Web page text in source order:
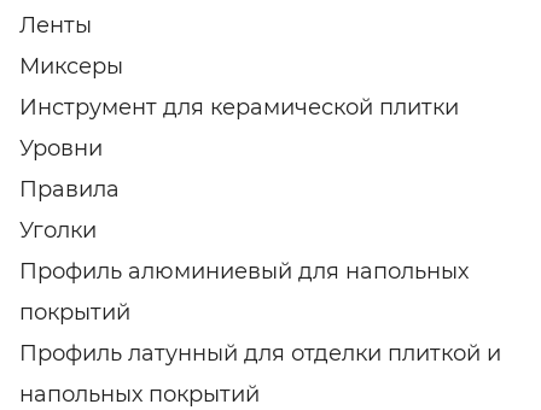
Ленты
Миксеры
Инструмент для керамической плитки
Уровни
Правила
Уголки
Профиль алюминиевый для напольных
покрытий
Профиль латунный для отделки плиткой и
напольных покрытий